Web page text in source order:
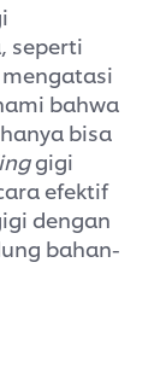
seperti
bahwa
bisa
gigi
efektif
dengan
bahan-